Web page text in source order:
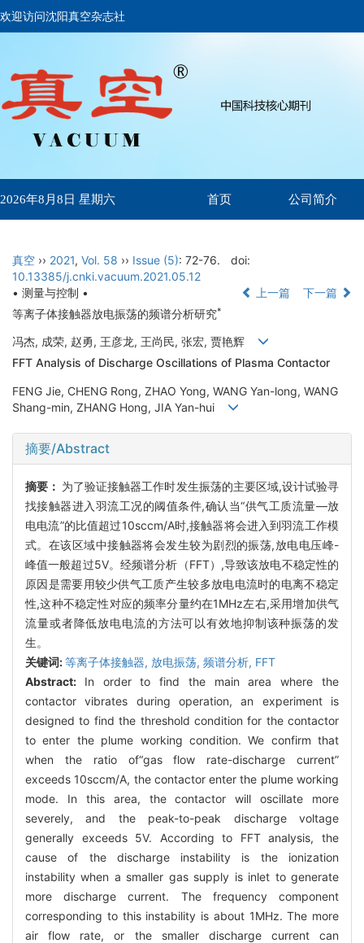
欢迎访问沈阳真空杂志社
2026年8月8日 星期六 首页 公司简介
真空 ›› 2021, Vol. 58 ›› Issue (5): 72-76.
doi:
10.13385/j.cnki.vacuum.2021.05.12
• 测量与控制 •
上一篇
下一篇
等离子体接触器放电振荡的频谱分析研究*
冯杰, 成荣, 赵勇, 王彦龙, 王尚民, 张宏, 贾艳辉
FFT Analysis of Discharge Oscillations of Plasma Contactor
FENG Jie, CHENG Rong, ZHAO Yong, WANG Yan-long, WANG
Shang-min, ZHANG Hong, JIA Yan-hui
摘要/Abstract
摘要： 为了验证接触器工作时发生振荡的主要区域,设计试验寻
找接触器进入羽流工况的阈值条件,确认当“供气工质流量—放
电电流”的比值超过10sccm/A时,接触器将会进入到羽流工作模
式。在该区域中接触器将会发生较为剧烈的振荡,放电电压峰-
峰值一般超过5V。经频谱分析（FFT）,导致该放电不稳定性的
原因是需要用较少供气工质产生较多放电电流时的电离不稳定
性,这种不稳定性对应的频率分量约在1MHz左右,采用增加供气
流量或者降低放电电流的方法可以有效地抑制该种振荡的发
生。
关键词:等离子体接触器, 放电振荡, 频谱分析, FFT
Abstract: In order to find the main area where the
contactor vibrates during operation, an experiment is
designed to find the threshold condition for the contactor
to enter the plume working condition. We confirm that
when the ratio of“gas flow rate-discharge current”
exceeds 10sccm/A, the contactor enter the plume working
mode. In this area, the contactor will oscillate more
severely, and the peak-to-peak discharge voltage
generally exceeds 5V. According to FFT analysis, the
cause of the discharge instability is the ionization
instability when a smaller gas supply is inlet to generate
more discharge current. The frequency component
corresponding to this instability is about 1MHz. The more
air flow rate, or the smaller discharge current can